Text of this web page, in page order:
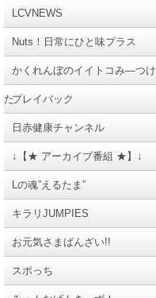
LCVNEWS
Nuts！日常にひと味プラス
かくれんぼのイイトコみ―つけ
たプレイバック
日赤健康チャンネル
↓【★ アーカイブ番組 ★】↓
Lの魂”えるたま”
キラリJUMPIES
お元気さまばんざい!!
スポっち